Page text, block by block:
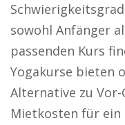
sowohl Anfänger
passenden Kurs
Yogakurse bieten
Alternative zu Vor-
Mietkosten für ein